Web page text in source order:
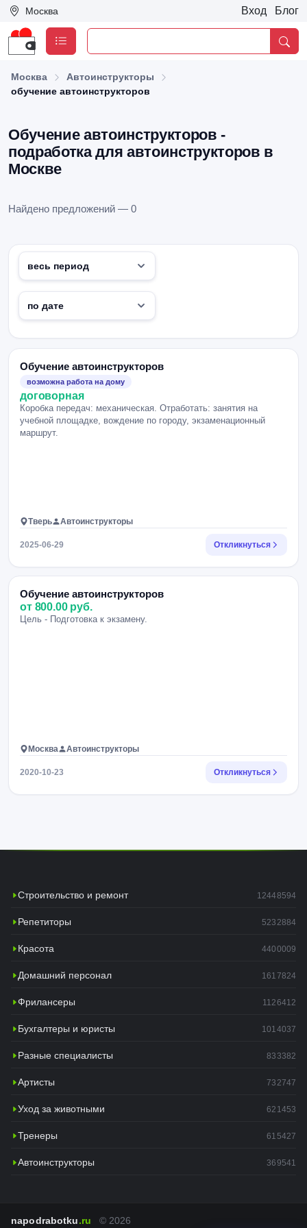
Москва Вход Блог
Москва
Автоинструкторы
обучение автоинструкторов
Обучение автоинструкторов -
подработка для автоинструкторов в
Москве
Найдено предложений — 0
Обучение автоинструкторов
возможна работа на дому
договорная
Коробка передач: механическая. Отработать: занятия на
учебной площадке, вождение по городу, экзаменационный
маршрут.
Тверь Автоинструкторы
2025-06-29 Откликнуться
Обучение автоинструкторов
от 800.00 руб.
Цель - Подготовка к экзамену.
Москва Автоинструкторы
2020-10-23 Откликнуться
Строительство и ремонт 12448594
Репетиторы 5232884
Красота 4400009
Домашний персонал 1617824
Фрилансеры 1126412
Бухгалтеры и юристы 1014037
Разные специалисты 833382
Артисты 732747
Уход за животными 621453
Тренеры 615427
Автоинструкторы 369541
napodrabotku .ru © 2026